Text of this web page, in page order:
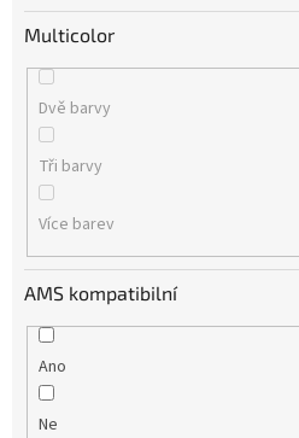
Multicolor
Dvě barvy
Tři barvy
Více barev
AMS kompatibilní
Ano
Ne